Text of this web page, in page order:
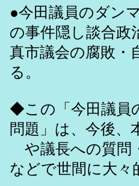
●今田議員のダン
の事件隠し談合
真市議会の腐敗・
る。
◆この「今田議員
問題」は、今後、
や議長への質問
などで世間に大々